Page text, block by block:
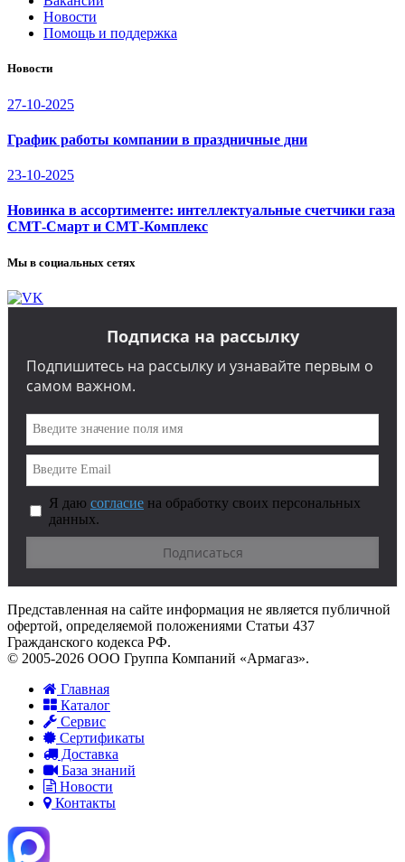
Новости
Помощь и поддержка
Новости
27-10-2025
График работы компании в праздничные дни
23-10-2025
Новинка в ассортименте: интеллектуальные счетчики газа
СМТ-Смарт и СМТ-Комплекс
Мы в социальных сетях
Подписка на рассылку
Подпишитесь на рассылку и узнавайте первым о
самом важном.
Я даю согласие на обработку своих персональных
данных.
Представленная на сайте информация не является публичной
офертой, определяемой положениями Статьи 437
Гражданского кодекса РФ.
© 2005-2026 ООО Группа Компаний «Армагаз».
Главная
Каталог
Сервис
Сертификаты
Доставка
База знаний
Новости
Контакты